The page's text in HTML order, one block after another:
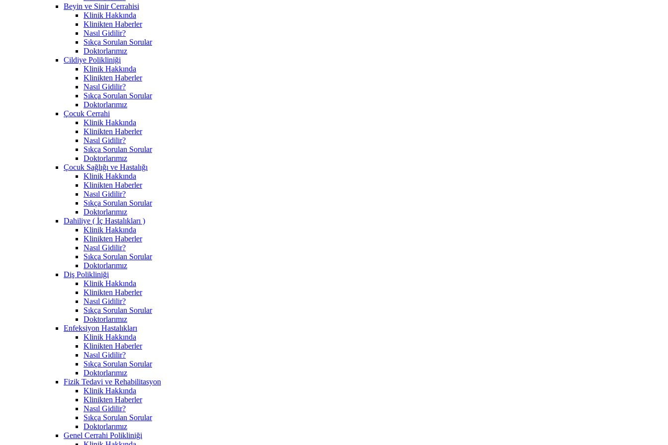
Beyin ve Sinir Cerrahisi
Klinik Hakkında
Klinikten Haberler
Nasıl Gidilir?
Sıkça Sorulan Sorular
Doktorlarımız
Cildiye Polikliniği
Klinik Hakkında
Klinikten Haberler
Nasıl Gidilir?
Sıkça Sorulan Sorular
Doktorlarımız
Çocuk Cerrahi
Klinik Hakkında
Klinikten Haberler
Nasıl Gidilir?
Sıkça Sorulan Sorular
Doktorlarımız
Çocuk Sağlığı ve Hastalığı
Klinik Hakkında
Klinikten Haberler
Nasıl Gidilir?
Sıkça Sorulan Sorular
Doktorlarımız
Dahiliye ( İç Hastalıkları )
Klinik Hakkında
Klinikten Haberler
Nasıl Gidilir?
Sıkça Sorulan Sorular
Doktorlarımız
Diş Polikliniği
Klinik Hakkında
Klinikten Haberler
Nasıl Gidilir?
Sıkça Sorulan Sorular
Doktorlarımız
Enfeksiyon Hastalıkları
Klinik Hakkında
Klinikten Haberler
Nasıl Gidilir?
Sıkça Sorulan Sorular
Doktorlarımız
Fizik Tedavi ve Rehabilitasyon
Klinik Hakkında
Klinikten Haberler
Nasıl Gidilir?
Sıkça Sorulan Sorular
Doktorlarımız
Genel Cerrahi Polikliniği